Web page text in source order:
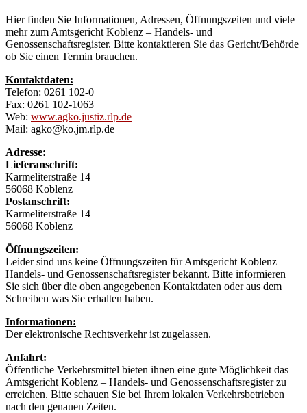
Hier finden Sie Informationen, Adressen, Öffnungszeiten und viele
mehr zum Amtsgericht Koblenz – Handels- und
Genossenschaftsregister. Bitte kontaktieren Sie das Gericht/Behörde
ob Sie einen Termin brauchen.
Kontaktdaten:
Telefon: 0261 102-0
Fax: 0261 102-1063
Web: www.agko.justiz.rlp.de
Mail: agko@ko.jm.rlp.de
Adresse:
Lieferanschrift:
Karmeliterstraße 14
56068 Koblenz
Postanschrift:
Karmeliterstraße 14
56068 Koblenz
Öffnungszeiten:
Leider sind uns keine Öffnungszeiten für Amtsgericht Koblenz –
Handels- und Genossenschaftsregister bekannt. Bitte informieren
Sie sich über die oben angegebenen Kontaktdaten oder aus dem
Schreiben was Sie erhalten haben.
Informationen:
Der elektronische Rechtsverkehr ist zugelassen.
Anfahrt:
Öffentliche Verkehrsmittel bieten ihnen eine gute Möglichkeit das
Amtsgericht Koblenz – Handels- und Genossenschaftsregister zu
erreichen. Bitte schauen Sie bei Ihrem lokalen Verkehrsbetrieben
nach den genauen Zeiten.